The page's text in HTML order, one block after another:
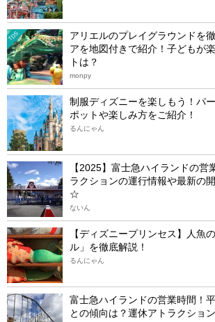
TDS
アリエルのプレイグラウンドを
アを地図付きで紹介！子どもが
トは？
monpy
制服ディズニーを楽しもう！パ
ポットや楽しみ方をご紹介！
るんにゃん
【2025】富士急ハイランドの営
ラクションの運行情報や最新の
☆
ないん
【ディズニープリンセス】人魚
ル」を徹底解説！
るんにゃん
富士急ハイランドの営業時間！
との傾向は？運休アトラクショ